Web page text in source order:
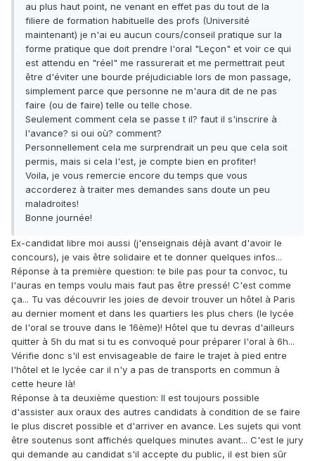
au plus haut point, ne venant en effet pas du tout de la
filiere de formation habituelle des profs (Université
maintenant) je n'ai eu aucun cours/conseil pratique sur la
forme pratique que doit prendre l'oral "Leçon" et voir ce qui
est attendu en "réel" me rassurerait et me permettrait peut
être d'éviter une bourde préjudiciable lors de mon passage,
simplement parce que personne ne m'aura dit de ne pas
faire (ou de faire) telle ou telle chose.
Seulement comment cela se passe t il? faut il s'inscrire à
l'avance? si oui où? comment?
Personnellement cela me surprendrait un peu que cela soit
permis, mais si cela l'est, je compte bien en profiter!
Voila, je vous remercie encore du temps que vous
accorderez à traiter mes demandes sans doute un peu
maladroites!
Bonne journée!
Ex-candidat libre moi aussi (j'enseignais déjà avant d'avoir le
concours), je vais être solidaire et te donner quelques infos...
Réponse à ta première question: te bile pas pour ta convoc, tu
l'auras en temps voulu mais faut pas être pressé! C'est comme
ça... Tu vas découvrir les joies de devoir trouver un hôtel à Paris
au dernier moment et dans les quartiers les plus chers (le lycée
de l'oral se trouve dans le 16ème)! Hôtel que tu devras d'ailleurs
quitter à 5h du mat si tu es convoqué pour préparer l'oral à 6h...
Vérifie donc s'il est envisageable de faire le trajet à pied entre
l'hôtel et le lycée car il n'y a pas de transports en commun à
cette heure là!
Réponse à ta deuxième question: Il est toujours possible
d'assister aux oraux des autres candidats à condition de se faire
le plus discret possible et d'arriver en avance. Les sujets qui vont
être soutenus sont affichés quelques minutes avant... C'est le jury
qui demande au candidat s'il accepte du public, il est bien sûr